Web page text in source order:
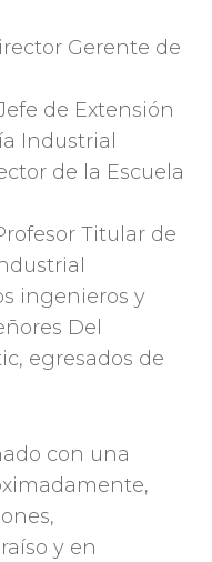
Gerente de
de Extensión
Industrial
de la Escuela
Titular de
ingenieros y
Del
egresados de
con una
y en